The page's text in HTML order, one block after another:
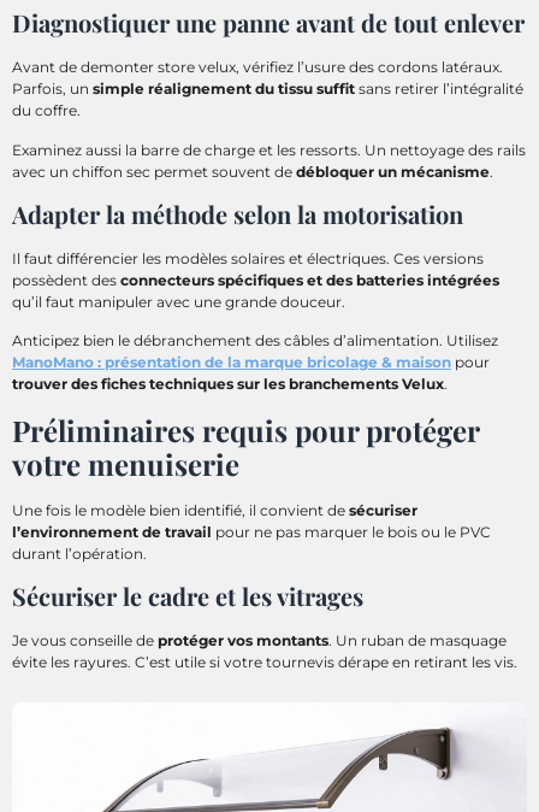
Diagnostiquer une panne avant de tout enlever
Avant de demonter store velux, vérifiez l’usure des cordons latéraux.
Parfois, un simple réalignement du tissu suffit sans retirer l’intégralité
du coffre.
Examinez aussi la barre de charge et les ressorts. Un nettoyage des rails
avec un chiffon sec permet souvent de débloquer un mécanisme.
Adapter la méthode selon la motorisation
Il faut différencier les modèles solaires et électriques. Ces versions
possèdent des connecteurs spécifiques et des batteries intégrées
qu’il faut manipuler avec une grande douceur.
Anticipez bien le débranchement des câbles d’alimentation. Utilisez
ManoMano : présentation de la marque bricolage & maison pour
trouver des fiches techniques sur les branchements Velux.
Préliminaires requis pour protéger
votre menuiserie
Une fois le modèle bien identifié, il convient de sécuriser
l’environnement de travail pour ne pas marquer le bois ou le PVC
durant l’opération.
Sécuriser le cadre et les vitrages
Je vous conseille de protéger vos montants. Un ruban de masquage
évite les rayures. C’est utile si votre tournevis dérape en retirant les vis.